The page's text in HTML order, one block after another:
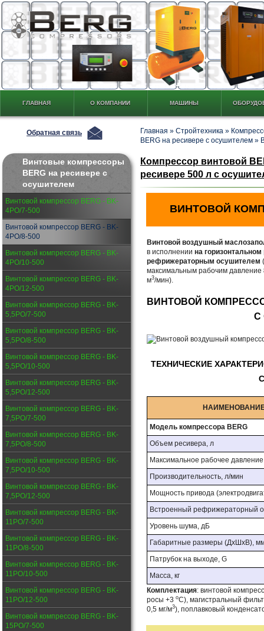
ГЛАВНАЯ О КОМПАНИИ МАШИНЫ
Обратная связь
Винтовые компрессоры
BERG на ресивере с
осушителем
Винтовой компрессор BERG - BK-
4PО/7-500
Винтовой компрессор BERG - BK-
4PО/8-500
Винтовой компрессор BERG - BK-
4PО/10-500
Винтовой компрессор BERG - BK-
4PО/12-500
Винтовой компрессор BERG - BK-
5,5PО/7-500
Винтовой компрессор BERG - BK-
5,5PО/8-500
Винтовой компрессор BERG - BK-
5,5PО/10-500
Винтовой компрессор BERG - BK-
5,5PО/12-500
Винтовой компрессор BERG - BK-
7,5PО/7-500
Винтовой компрессор BERG - BK-
7,5PО/8-500
Винтовой компрессор BERG - BK-
7,5PО/10-500
Винтовой компрессор BERG - BK-
7,5PО/12-500
Винтовой компрессор BERG - BK-
11PО/7-500
Винтовой компрессор BERG - BK-
11PО/8-500
Винтовой компрессор BERG - BK-
11PО/10-500
Винтовой компрессор BERG - BK-
11PО/12-500
Винтовой компрессор BERG - BK-
15PО/7-500
Главная » Стройтехника »
BERG на ресивере с осушителем »
Компрессор винтовой
ресивере 500 л c
ВИНТОВОЙ
Винтовой воздушный
в исполнении на
рефрижераторным осушителем
максимальным рабочим давление
м3/мин).
ВИНТОВОЙ
С
ТЕХНИЧЕСКИЕ
Модель компрессора BERG
Объем ресивера, л
Максимальное рабочее
Производительность, л/мин
Мощность привода
Встроенный рефрижераторный
Уровень шума, дБ
Габаритные размеры (ДхШхВ),
Патрубок на выходе, G
Масса, кг
Комплектация: винтовой
росы +3 оС), магистральный
0,5 мг/м3), поплавковый